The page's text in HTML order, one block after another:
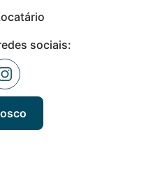
sociais: